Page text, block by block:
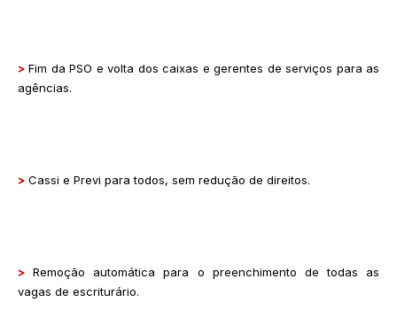
> Fim da PSO e volta dos caixas e gerentes de serviços para as
agências.
> Cassi e Previ para todos, sem redução de direitos.
> Remoção automática para o preenchimento de todas as
vagas de escriturário.